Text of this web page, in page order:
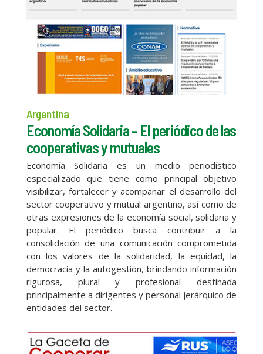
Argentina
Economía Solidaria – El periódico de las
cooperativas y mutuales
Economía Solidaria es un medio periodístico
especializado que tiene como principal objetivo
visibilizar, fortalecer y acompañar el desarrollo del
sector cooperativo y mutual argentino, así como de
otras expresiones de la economía social, solidaria y
popular. El periódico busca contribuir a la
consolidación de una comunicación comprometida
con los valores de la solidaridad, la equidad, la
democracia y la autogestión, brindando información
rigurosa, plural y profesional destinada
principalmente a dirigentes y personal jerárquico de
entidades del sector.